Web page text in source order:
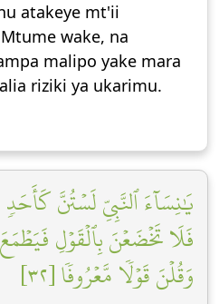
atakeye mt'ii
wake, na
malipo yake mara
riziki ya ukarimu.
يَٰنِسَآءَ ٱلنَّبِيِّ لَسۡتُنَّ
فَلَا تَخۡضَعۡنَ بِٱلۡقَوۡلِ
وَقُلۡنَ قَوۡلٗا مَّعۡرُوفٗا [٣٢]